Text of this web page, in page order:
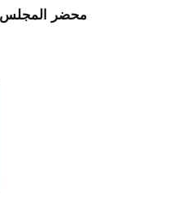
محضر المجلس